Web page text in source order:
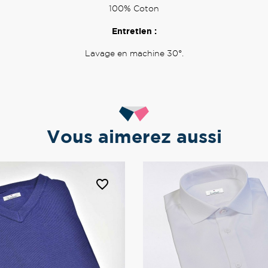
100% Coton
Entretien :
Lavage en machine 30°.
Vous aimerez aussi
favorite_border